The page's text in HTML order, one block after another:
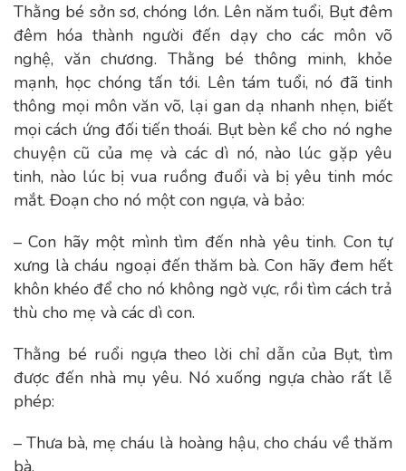
Thằng bé sởn sơ, chóng lớn. Lên năm tuổi, Bụt đêm
đêm hóa thành người đến dạy cho các môn võ
nghệ, văn chương. Thằng bé thông minh, khỏe
mạnh, học chóng tấn tới. Lên tám tuổi, nó đã tinh
thông mọi môn văn võ, lại gan dạ nhanh nhẹn, biết
mọi cách ứng đối tiến thoái. Bụt bèn kể cho nó nghe
chuyện cũ của mẹ và các dì nó, nào lúc gặp yêu
tinh, nào lúc bị vua ruồng đuổi và bị yêu tinh móc
mắt. Đoạn cho nó một con ngựa, và bảo:
– Con hãy một mình tìm đến nhà yêu tinh. Con tự
xưng là cháu ngoại đến thăm bà. Con hãy đem hết
khôn khéo để cho nó không ngờ vực, rồi tìm cách trả
thù cho mẹ và các dì con.
Thằng bé ruổi ngựa theo lời chỉ dẫn của Bụt, tìm
được đến nhà mụ yêu. Nó xuống ngựa chào rất lễ
phép:
– Thưa bà, mẹ cháu là hoàng hậu, cho cháu về thăm
bà.